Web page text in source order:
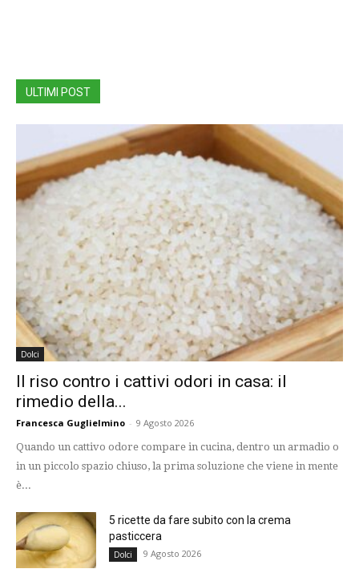
ULTIMI POST
Dolci
Il riso contro i cattivi odori in casa: il
rimedio della...
Francesca Guglielmino - 9 Agosto 2026
Quando un cattivo odore compare in cucina, dentro un armadio o
in un piccolo spazio chiuso, la prima soluzione che viene in mente
è...
5 ricette da fare subito con la crema
pasticcera
Dolci 9 Agosto 2026